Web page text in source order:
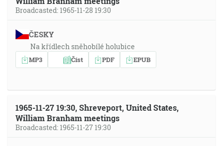
Broadcasted: 1965-11-28 19:30
ČESKY
Na křídlech sněhobílé holubice
MP3 Číst PDF EPUB
1965-11-27 19:30, Shreveport, United States,
William Branham meetings
Broadcasted: 1965-11-27 19:30